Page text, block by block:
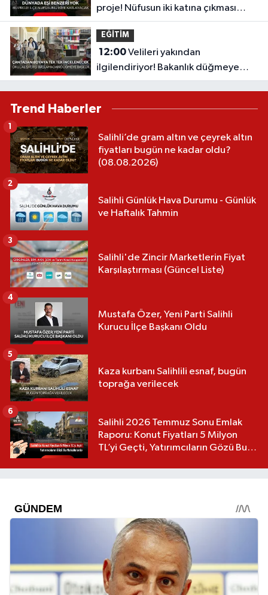
proje! Nüfusun iki katına çıkması
bekleniyor
EĞİTİM
12:00Velileri yakından
ilgilendiriyor! Bakanlık düğmeye
bastı: Kırtasiye ürünleri tek tek
Trend Haberler
Salihli’de gram altın ve çeyrek altın
fiyatları bugün ne kadar oldu?
(08.08.2026)
1
Salihli Günlük Hava Durumu - Günlük
ve Haftalık Tahmin
2
Salihli'de Zincir Marketlerin Fiyat
Karşılaştırması (Güncel Liste)
3
Mustafa Özer, Yeni Parti Salihli
Kurucu İlçe Başkanı Oldu
4
Kaza kurbanı Salihlili esnaf, bugün
toprağa verilecek
5
Salihli 2026 Temmuz Sonu Emlak
Raporu: Konut Fiyatları 5 Milyon
TL’yi Geçti, Yatırımcıların Gözü Bu
6